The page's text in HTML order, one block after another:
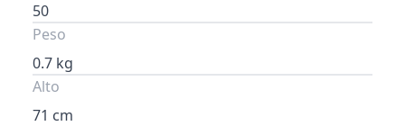
50
Peso
0.7 kg
Alto
71 cm